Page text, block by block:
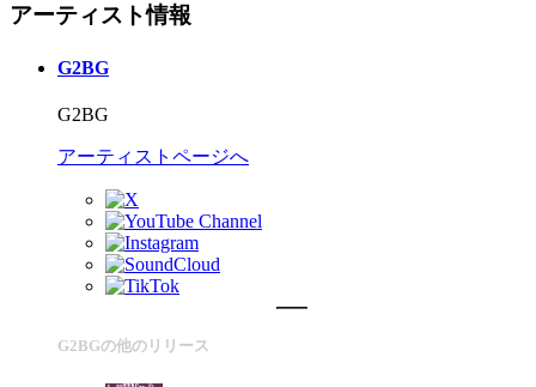
アーティスト情報
G2BG
G2BG
アーティストページへ
G2BGの他のリリース